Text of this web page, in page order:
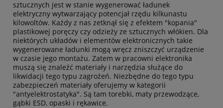
sztucznych jest w stanie wygenerować ładunek
elektryczny wytwarzający potencjał rzędu kilkunastu
kilowoltów. Każdy z nas zetknął się z efektem "kopania"
plastikowej poręczy czy odzieży ze sztucznych włókien. Dla
niektórych układów i elementów elektronicznych takie
wygenerowane ładunki mogą wręcz zniszczyć urządzenie
w czasie jego montażu. Zatem w pracowni elektronika
muszą się znaleźć materiały i narzędzia służące do
likwidacji tego typu zagrożeń. Niezbędne do tego typu
zabezpieczeń materiały oferujemy w kategorii
"antyelektrostatyka". Są tam torebki, maty przewodzące,
gąbki ESD, opaski i rękawice.